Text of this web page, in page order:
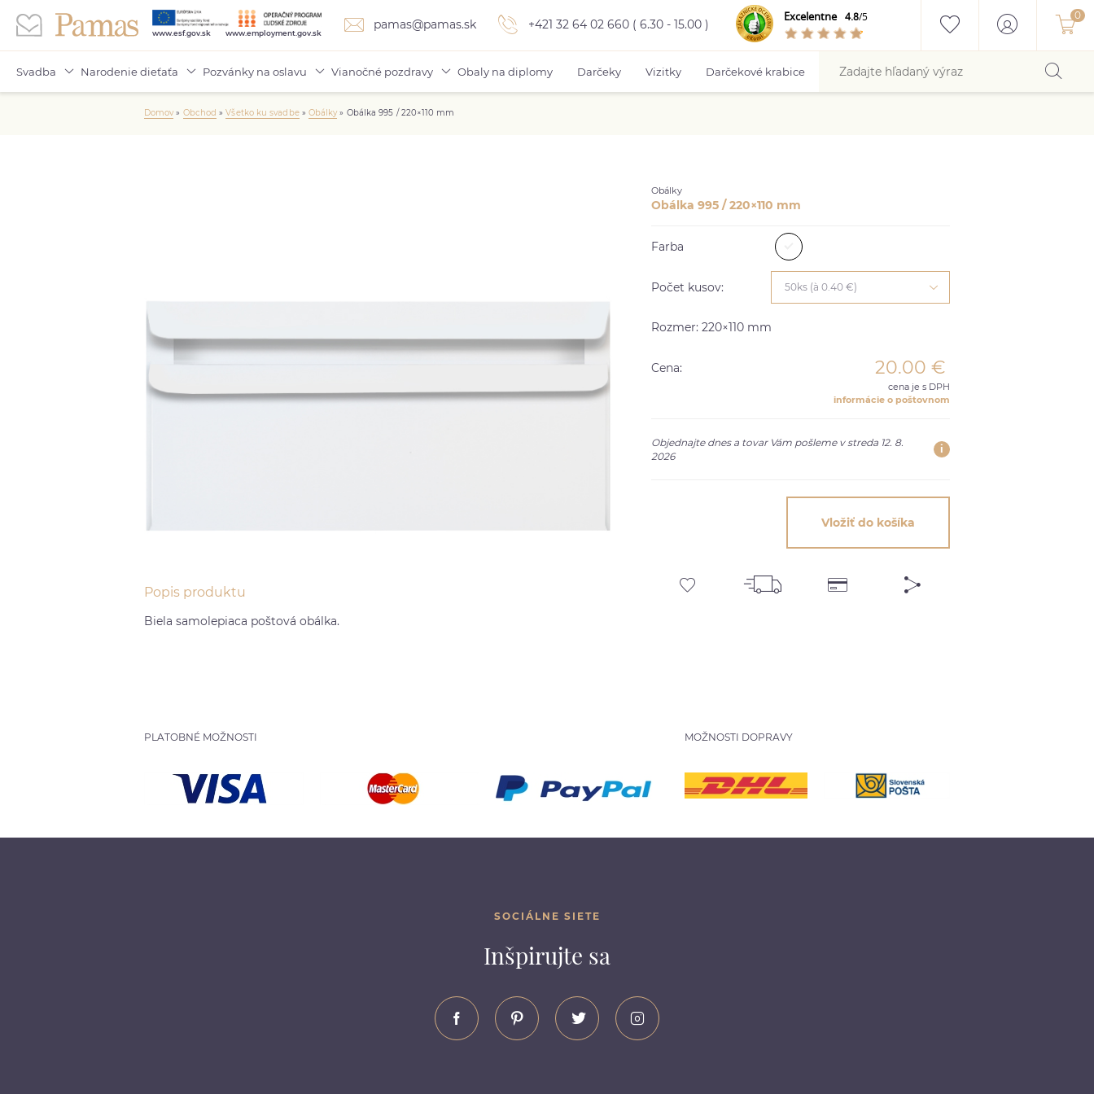
www.esf.gov.sk www.employment.gov.sk
pamas@pamas.sk +421 32 64 02 660 ( 6.30 - 15.00 )
Excelentne 4.8/5
Svadba Narodenie dieťaťa Pozvánky na oslavu Vianočné pozdravy Obaly na diplomy Darčeky Vizitky Darčekové krabice
Domov» Obchod »Všetko ku svadbe» Obálky » Obálka 995 / 220×110 mm
Popis produktu
Biela samolepiaca poštová obálka.
Obálky
Obálka 995 / 220×110 mm
Farba
Počet kusov: 50ks (à 0.40 €)
Rozmer: 220×110 mm
Cena: 20.00 €
cena je s DPH
informácie o poštovnom
Objednajte dnes a tovar Vám pošleme v streda 12. 8.
2026
i
Vložiť do košíka
PLATOBNÉ MOŽNOSTI MOŽNOSTI DOPRAVY
SOCIÁLNE SIETE
Inšpirujte sa